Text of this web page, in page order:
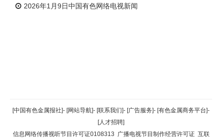
2026年1月9日中国有色网络电视新闻
返回顶部
返回首页
[中国有色金属报社]- [网站导航]- [联系我们]- [广告服务]- [有色金属商务平台]-
[人才招聘]
信息网络传播视听节目许可证0108313 广播电视节目制作经营许可证 互联